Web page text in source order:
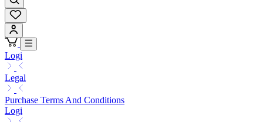
Logi
Legal
Purchase Terms And Conditions
Logi